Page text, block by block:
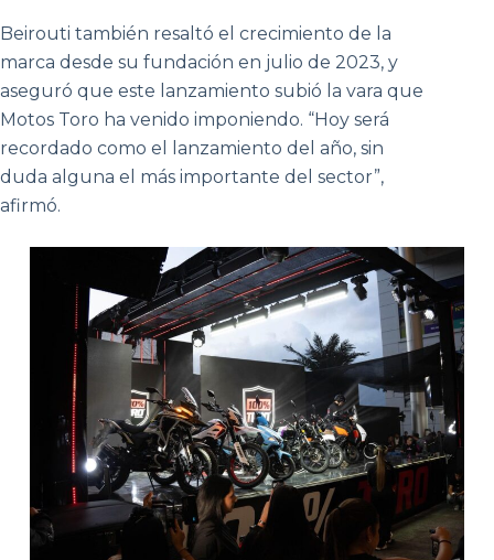
Beirouti también resaltó el crecimiento de la
marca desde su fundación en julio de 2023, y
aseguró que este lanzamiento subió la vara que
Motos Toro ha venido imponiendo. “Hoy será
recordado como el lanzamiento del año, sin
duda alguna el más importante del sector”,
afirmó.